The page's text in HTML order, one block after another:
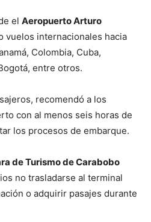
el Aeropuerto Arturo
vuelos internacionales hacia
Colombia, Cuba,
entre otros.
recomendó a los
con al menos seis horas de
los procesos de embarque.
de Turismo de Carabobo
no trasladarse al terminal
o adquirir pasajes durante